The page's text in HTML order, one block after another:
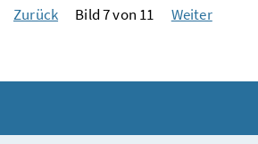
Zurück Bild 7 von 11 Weiter